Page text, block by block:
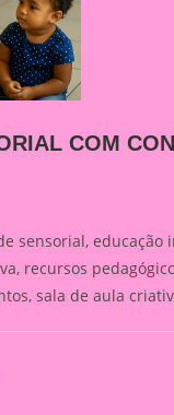
COM
sensorial, educação
recursos
sala de aula